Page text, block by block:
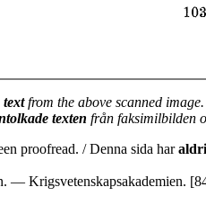
from the above scanned
texten från faksimilbilden
proofread. / Denna sida har
— Krigsvetenskapsakademien.